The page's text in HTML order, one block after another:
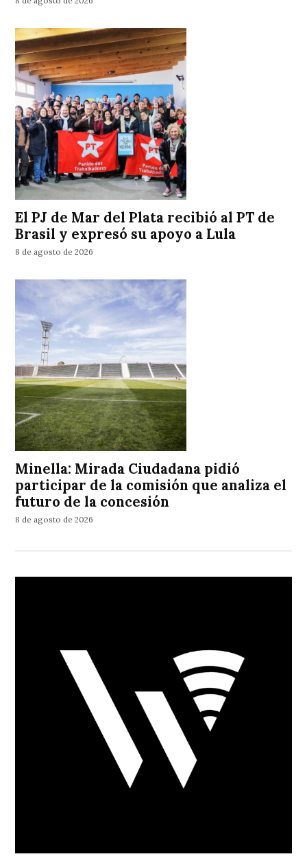
El PJ de Mar del Plata recibió al PT de
Brasil y expresó su apoyo a Lula
8 de agosto de 2026
Minella: Mirada Ciudadana pidió
participar de la comisión que analiza el
futuro de la concesión
8 de agosto de 2026